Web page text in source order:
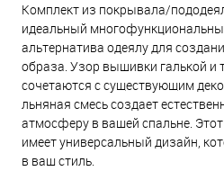
Комплект из покрывала/
идеальный
альтернатива одеялу для
образа. Узор вышивки галькой и
сочетаются с существующим
льняная смесь создает
атмосферу в вашей спальне.
имеет универсальный дизайн,
в ваш стиль.